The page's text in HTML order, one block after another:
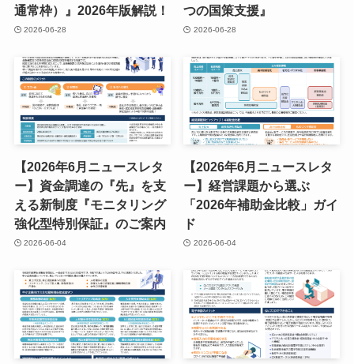
通常枠）』2026年版解説！
2026-06-28
つの国策支援』
2026-06-28
【2026年6月ニュースレタ
ー】資金調達の『先』を支
える新制度『モニタリング
強化型特別保証』のご案内
2026-06-04
【2026年6月ニュースレタ
ー】経営課題から選ぶ
「2026年補助金比較」ガイ
ド
2026-06-04